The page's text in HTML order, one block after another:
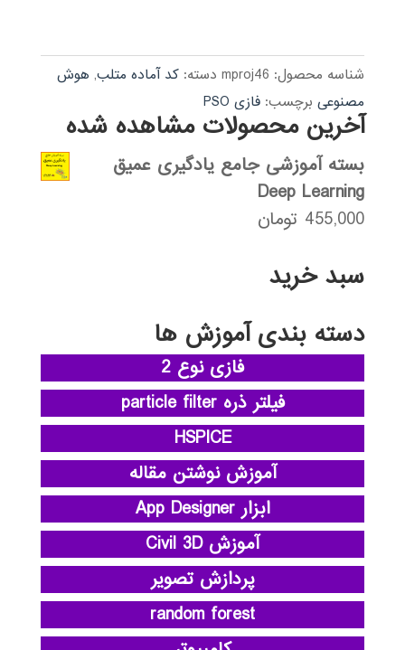
شناسه محصول: mproj46 دسته: کد آماده متلب, هوش
مصنوعی برچسب: فازی PSO
آخرین محصولات مشاهده شده
بسته آموزشی جامع یادگیری عمیق
Deep Learning
455,000 تومان
سبد خرید
دسته بندی آموزش ها
فازی نوع 2
فیلتر ذره particle filter
HSPICE
آموزش نوشتن مقاله
ابزار App Designer
آموزش Civil 3D
پردازش تصویر
random forest